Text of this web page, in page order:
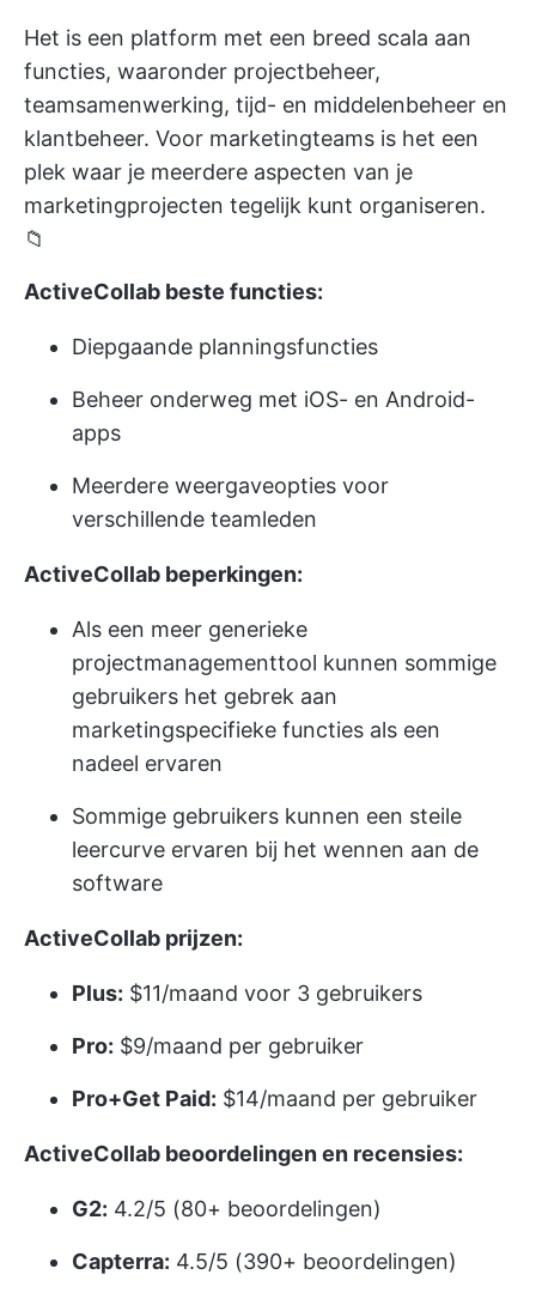
Het is een platform met een breed scala aan
functies, waaronder projectbeheer,
teamsamenwerking, tijd- en middelenbeheer en
klantbeheer. Voor marketingteams is het een
plek waar je meerdere aspecten van je
marketingprojecten tegelijk kunt organiseren.
📁
ActiveCollab beste functies:
Diepgaande planningsfuncties
Beheer onderweg met iOS- en Android-
apps
Meerdere weergaveopties voor
verschillende teamleden
ActiveCollab beperkingen:
Als een meer generieke
projectmanagementtool kunnen sommige
gebruikers het gebrek aan
marketingspecifieke functies als een
nadeel ervaren
Sommige gebruikers kunnen een steile
leercurve ervaren bij het wennen aan de
software
ActiveCollab prijzen:
Plus: $11/maand voor 3 gebruikers
Pro: $9/maand per gebruiker
Pro+Get Paid: $14/maand per gebruiker
ActiveCollab beoordelingen en recensies:
G2: 4.2/5 (80+ beoordelingen)
Capterra: 4.5/5 (390+ beoordelingen)